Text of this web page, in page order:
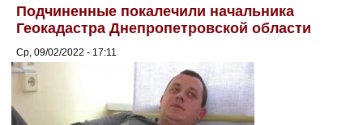
Подчиненные покалечили начальника
Геокадастра Днепропетровской области
Ср, 09/02/2022 - 17:11